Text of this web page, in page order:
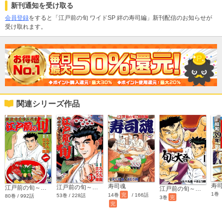
新刊通知を受け取る
会員登録をすると「江戸前の旬 ワイドSP 絆の寿司編」新刊配信のお知らせが
受け取れます。
関連シリーズ作品
江戸前の旬～前編～（1巻～80巻）
80巻 / 992話
江戸前の旬～後編～（81巻～）
53巻 / 228話
寿司魂
14巻 完
/ 166話
完
江戸前の旬～旬と大吾～
3巻 完
1巻